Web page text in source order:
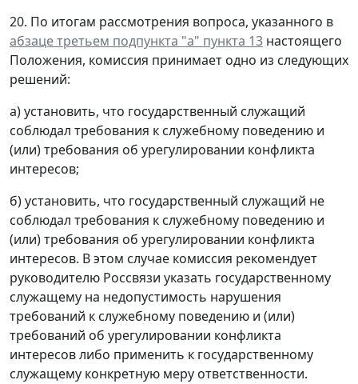
20. По итогам рассмотрения вопроса, указанного в
абзаце третьем подпункта "а" пункта 13 настоящего
Положения, комиссия принимает одно из следующих
решений:
а) установить, что государственный служащий
соблюдал требования к служебному поведению и
(или) требования об урегулировании конфликта
интересов;
б) установить, что государственный служащий не
соблюдал требования к служебному поведению и
(или) требования об урегулировании конфликта
интересов. В этом случае комиссия рекомендует
руководителю Россвязи указать государственному
служащему на недопустимость нарушения
требований к служебному поведению и (или)
требований об урегулировании конфликта
интересов либо применить к государственному
служащему конкретную меру ответственности.